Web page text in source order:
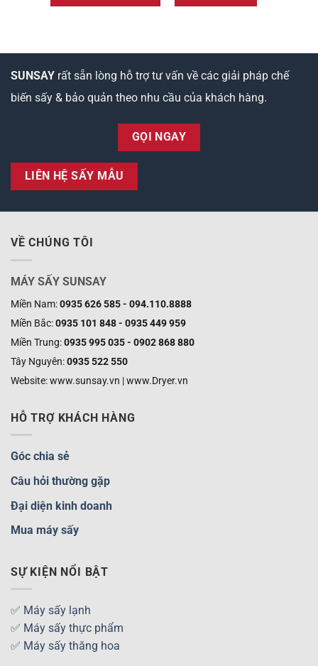
SUNSAY rất sẵn lòng hỗ trợ tư vấn về các giải pháp chế
biến sấy & bảo quản theo nhu cầu của khách hàng.
GỌI NGAY
LIÊN HỆ SẤY MẪU
VỀ CHÚNG TÔI
MÁY SẤY SUNSAY
Miền Nam:0935 626 585 - 094.110.8888
Miền Bắc:0935 101 848 - 0935 449 959
Miền Trung:0935 995 035 - 0902 868 880
Tây Nguyên:0935 522 550
Website: www.sunsay.vn | www.Dryer.vn
HỖ TRỢ KHÁCH HÀNG
Góc chia sẻ
Câu hỏi thường gặp
Đại diện kinh doanh
Mua máy sấy
SỰ KIỆN NỔI BẬT
✅ Máy sấy lạnh
✅ Máy sấy thực phẩm
✅ Máy sấy thăng hoa